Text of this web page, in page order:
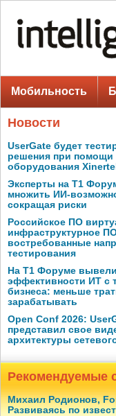
Мобильность
Новости
UserGate будет
решения при помощи
оборудования Xinertel
Эксперты на Т1
множить ИИ-
сокращая риски
Российское ПО
инфраструктурное
востребованные
тестирования
На Т1 Форуме
эффективности ИТ с
бизнеса: меньше
зарабатывать
Open Conf 2026:
представил свое
архитектуры
Рекомендуемые
Михаил Родионов,
Развиваясь по